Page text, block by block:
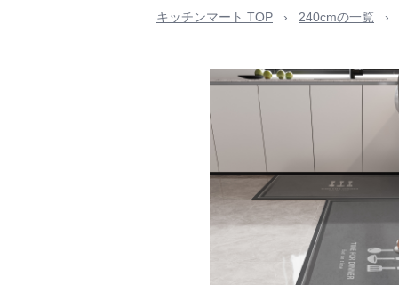
キッチンマート TOP › 240cmの一覧 ›